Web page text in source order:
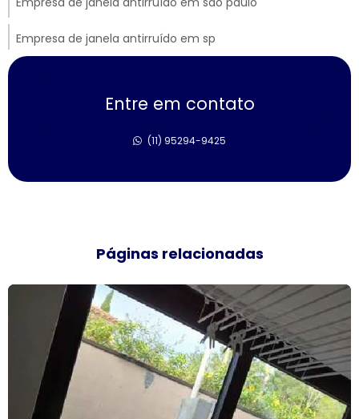
Empresa de janela antirruído em sp
Empresa de janela sobreposta de giro
Empresa de janela sobreposta de giro em sp
Empresa de janela vidro multilaminado
Empresas de esquadrias de alumínio sp
Esquadria de alumínio amadeirado
Esquadria alumínio janela preço
Esquadria de alumínio preço metro
Esquadria com persiana
Entre em contato
(11) 95294-9425
Páginas relacionadas